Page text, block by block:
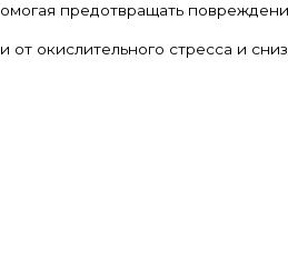
предотвращать
окислительного стресса и